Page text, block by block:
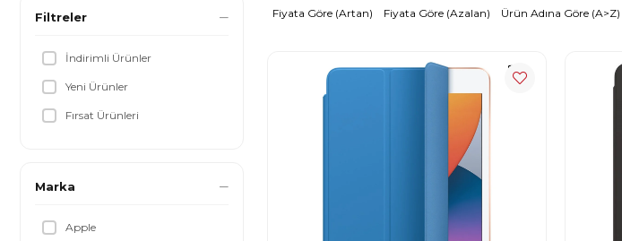
Filtreler
İndirimli Ürünler
Yeni Ürünler
Fırsat Ürünleri
Marka
Apple
Fiyata Göre (Artan) Fiyata Göre (Azalan) Ürün Adına Göre (A>Z)